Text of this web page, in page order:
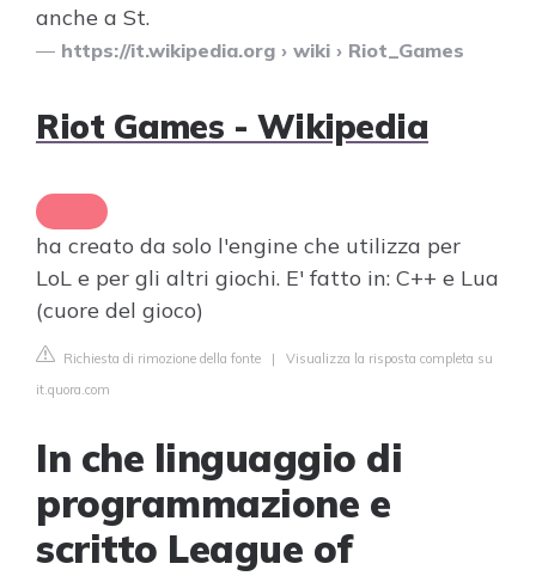
anche a St.
https://it.wikipedia.org › wiki › Riot_Games
Riot Games - Wikipedia
ha creato da solo l'engine che utilizza per
LoL e per gli altri giochi. E' fatto in: C++ e Lua
(cuore del gioco)
Richiesta di rimozione della fonte | Visualizza la risposta completa su
it.quora.com
In che linguaggio di
programmazione e
scritto League of